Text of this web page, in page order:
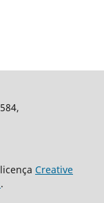
Creative
.